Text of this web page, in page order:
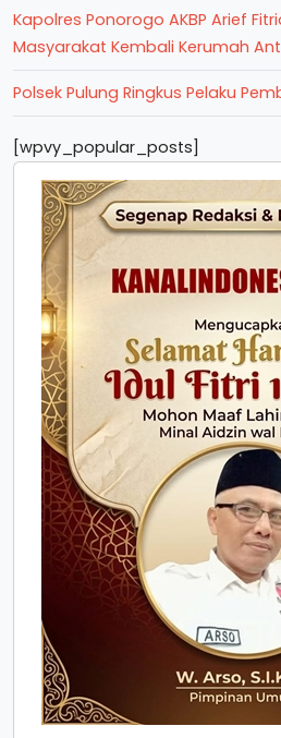
Kapolres Ponorogo AKBP Arief
Masyarakat Kembali Kerumah
Polsek Pulung Ringkus Pelaku
[wpvy_popular_posts]